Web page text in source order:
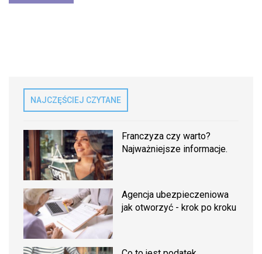
NAJCZĘŚCIEJ CZYTANE
Franczyza czy warto?
Najważniejsze informacje.
Agencja ubezpieczeniowa
jak otworzyć - krok po kroku